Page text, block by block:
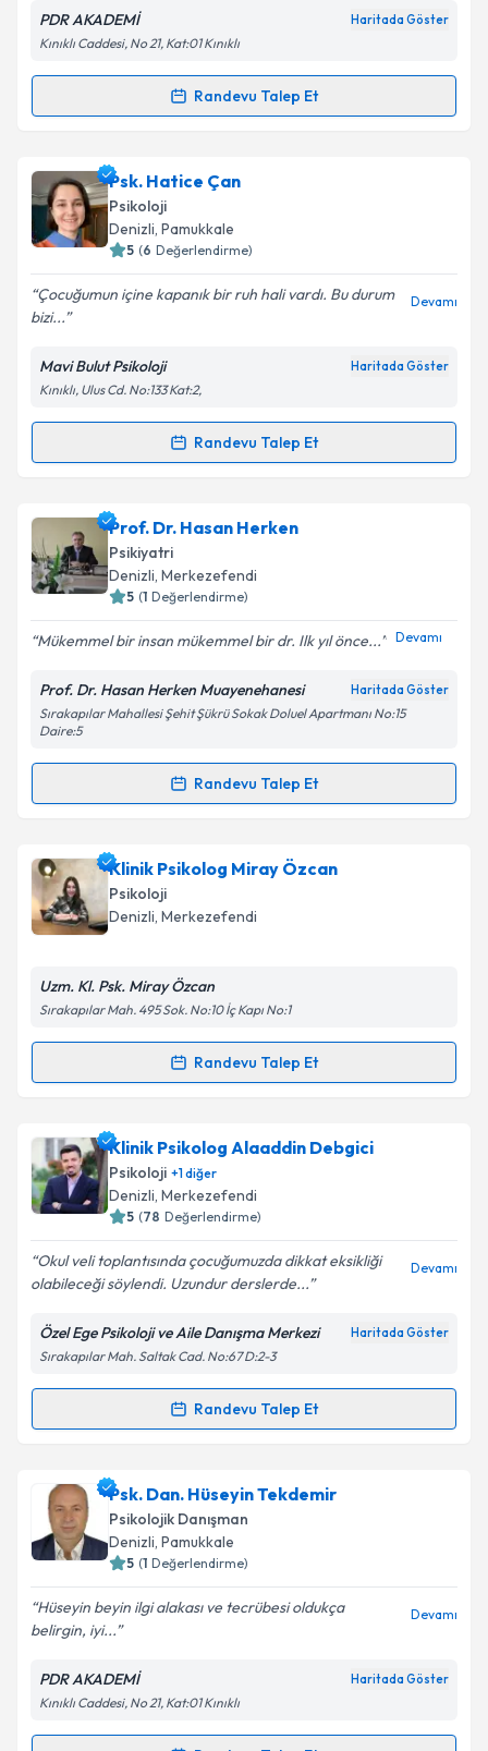
Metni'ni okudum ve kişisel verilerimin belirtilen
kapsamda işlenmesini kabul ediyorum.
Takvim Talebini Gönder
PDR AKADEMİ Haritada Göster
Kınıklı Caddesi, No 21, Kat:01 Kınıklı
Randevu Talep Et
Randevu Takvimi Talebi
Psk. İlayda Çınargüriçin randevu takvimi talebi
oluşturun. Size bu uzmandan randevu almanız için bir
takvim hazırlandığında e-posta ile bilgilendireceğiz.
Kişisel verilerimin işlenmesine ilişkin
Aydınlatma
Metni'ni okudum ve kişisel verilerimin belirtilen
kapsamda işlenmesini kabul ediyorum.
Psk. Hatice Çan
Psikoloji
Denizli, Pamukkale
5 (6 Değerlendirme)
Çocuğumun içine kapanık bir ruh hali vardı. Bu durum
bizi...
Devamı
Mavi Bulut Psikoloji Haritada Göster
Kınıklı, Ulus Cd. No:133 Kat:2,
Randevu Talep Et
Randevu Takvimi Talebi
Psk. Hatice Çaniçin randevu takvimi talebi oluşturun.
Size bu uzmandan randevu almanız için bir takvim
hazırlandığında e-posta ile bilgilendireceğiz.
Kişisel verilerimin işlenmesine ilişkinAydınlatma
kapsamda işlenmesini kabul ediyorum.
Prof. Dr. Hasan Herken
Psikiyatri
Denizli, Merkezefendi
5 (1 Değerlendirme)
Mükemmel bir insan mükemmel bir dr. Ilk yıl önce... Devamı
Prof. Dr. Hasan Herken Muayenehanesi Haritada Göster
Sırakapılar Mahallesi Şehit Şükrü Sokak Doluel Apartmanı No:15
Daire:5
Randevu Talep Et
Randevu Takvimi Talebi
Prof. Dr. Hasan Herkeniçin randevu takvimi talebi
oluşturun. Size bu uzmandan randevu almanız için bir
takvim hazırlandığında e-posta ile bilgilendireceğiz.
Kişisel verilerimin işlenmesine ilişkin
Metni'ni okudum ve kişisel verilerimin belirtilen
Takvim Talebini Gönder
Klinik Psikolog Miray Özcan
Psikoloji
Denizli, Merkezefendi
Uzm. Kl. Psk. Miray Özcan
Sırakapılar Mah. 495 Sok. No:10 İç Kapı No:1
Randevu Talep Et
Randevu Takvimi Talebi
Klinik Psikolog Miray Özcaniçin randevu takvimi
talebi oluşturun. Size bu uzmandan randevu almanız
için bir takvim hazırlandığında e-posta ile
bilgilendireceğiz.
E-posta Adresiniz
Kişisel verilerimin işlenmesine ilişkin
Metni'ni okudum ve kişisel verilerimin belirtilen
kapsamda işlenmesini kabul ediyorum.
Klinik Psikolog Alaaddin Debgici
Psikoloji +1diğer
Denizli, Merkezefendi
5 (78 Değerlendirme)
Okul veli toplantısında çocuğumuzda dikkat eksikliği
olabileceği söylendi. Uzundur derslerde...
Devamı
Özel Ege Psikoloji ve Aile Danışma Merkezi Haritada Göster
Sırakapılar Mah. Saltak Cad. No:67 D:2-3
Randevu Talep Et
Randevu Takvimi Talebi
Klinik Psikolog Alaaddin Debgiciiçin randevu
takvimi talebi oluşturun. Size bu uzmandan randevu
almanız için bir takvim hazırlandığında e-posta ile
bilgilendireceğiz.
E-posta Adresiniz
Kişisel verilerimin işlenmesine ilişkin
Metni'ni okudum ve kişisel verilerimin belirtilen
Psk. Dan. Hüseyin Tekdemir
Psikolojik Danışman
Denizli, Pamukkale
5 (1 Değerlendirme)
Hüseyin beyin ilgi alakası ve tecrübesi oldukça
belirgin, iyi...
Devamı
PDR AKADEMİ Haritada Göster
Kınıklı Caddesi, No 21, Kat:01 Kınıklı